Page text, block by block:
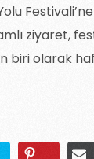
ziyaret,
biri olarak